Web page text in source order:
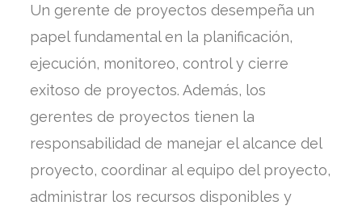
Un gerente de proyectos desempeña un
papel fundamental en la planificación,
ejecución, monitoreo, control y cierre
exitoso de proyectos. Además, los
gerentes de proyectos tienen la
responsabilidad de manejar el alcance del
proyecto, coordinar al equipo del proyecto,
administrar los recursos disponibles y